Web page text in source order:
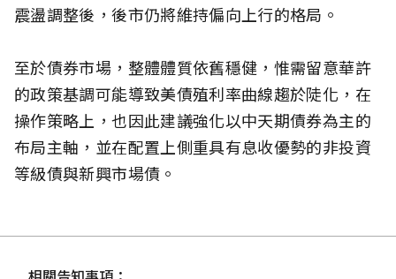
震盪調整後，後市仍將維持偏向上行的格局。
至於債券市場，整體體質依舊穩健，惟需留意華許
的政策基調可能導致美債殖利率曲線趨於陡化，在
操作策略上，也因此建議強化以中天期債券為主的
布局主軸，並在配置上側重具有息收優勢的非投資
等級債與新興市場債。